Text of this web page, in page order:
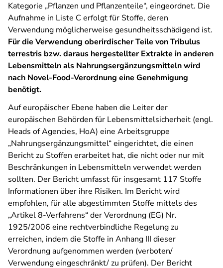
Kategorie „Pflanzen und Pflanzenteile“, eingeordnet. Die
Aufnahme in Liste C erfolgt für Stoffe, deren
Verwendung möglicherweise gesundheitsschädigend ist.
Für die Verwendung oberirdischer Teile von Tribulus
terrestris bzw. daraus hergestellter Extrakte in anderen
Lebensmitteln als Nahrungsergänzungsmitteln wird
nach Novel-Food-Verordnung eine Genehmigung
benötigt.
Auf europäischer Ebene haben die Leiter der
europäischen Behörden für Lebensmittelsicherheit (engl.
Heads of Agencies, HoA) eine Arbeitsgruppe
„Nahrungsergänzungsmittel“ eingerichtet, die einen
Bericht zu Stoffen erarbeitet hat, die nicht oder nur mit
Beschränkungen in Lebensmitteln verwendet werden
sollten. Der Bericht umfasst für insgesamt 117 Stoffe
Informationen über ihre Risiken. Im Bericht wird
empfohlen, für alle abgestimmten Stoffe mittels des
„Artikel 8-Verfahrens“ der Verordnung (EG) Nr.
1925/2006 eine rechtverbindliche Regelung zu
erreichen, indem die Stoffe in Anhang III dieser
Verordnung aufgenommen werden (verboten/
Verwendung eingeschränkt/ zu prüfen). Der Bericht